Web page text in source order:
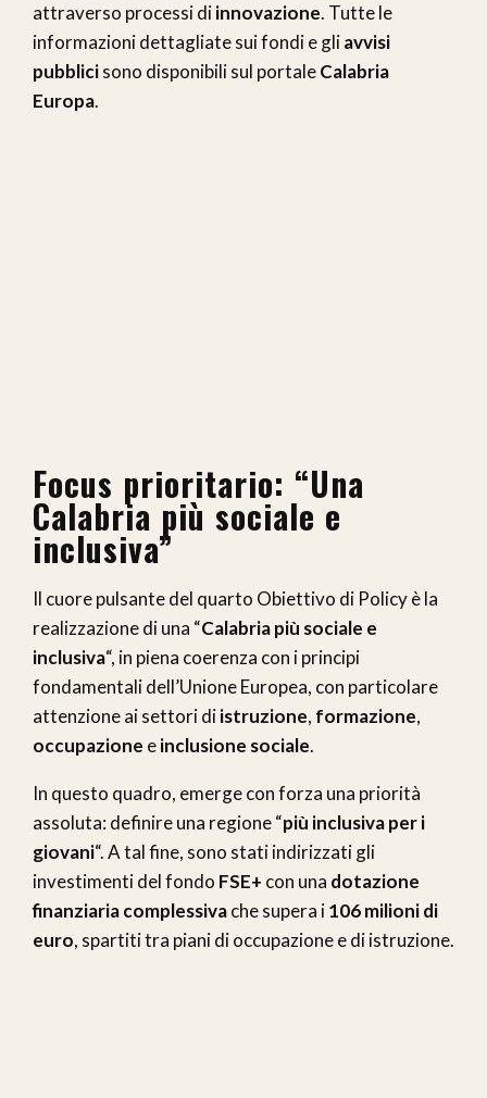
attraverso processi diinnovazione. Tutte le
informazioni dettagliate sui fondi e gliavvisi
pubblicisono disponibili sul portaleCalabria
Europa.
Focus prioritario: “Una
Calabria più sociale e
inclusiva”
Il cuore pulsante del quarto Obiettivo di Policy è la
realizzazione di una “Calabria più sociale e
inclusiva“, in piena coerenza con i principi
fondamentali dell’Unione Europea, con particolare
attenzione ai settori diistruzione, formazione,
occupazione einclusione sociale.
In questo quadro, emerge con forza una priorità
assoluta: definire una regione “più inclusiva per i
giovani“. A tal fine, sono stati indirizzati gli
investimenti del fondo FSE+ con una dotazione
finanziaria complessivache supera i106 milioni di
euro, spartiti tra piani di occupazione e di istruzione.